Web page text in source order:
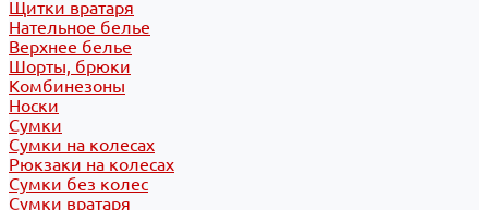
Щитки вратаря
Нательное белье
Верхнее белье
Шорты, брюки
Комбинезоны
Носки
Сумки
Сумки на колесах
Рюкзаки на колесах
Сумки без колес
Сумки вратаря